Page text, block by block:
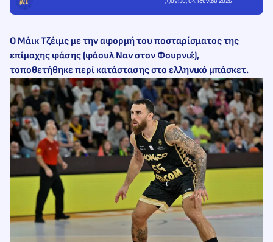
Ο Μάικ Τζέιμς με την αφορμή του ποσταρίσματος της
επίμαχης φάσης (φάουλ Ναν στον Φουρνιέ),
τοποθετήθηκε περί κατάστασης στο ελληνικό μπάσκετ.